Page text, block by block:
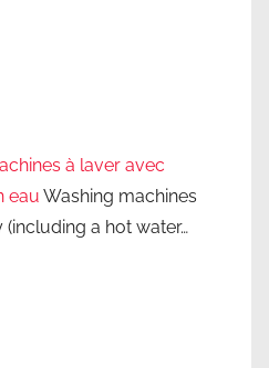
à laver avec
eau Washing machines
a hot water…